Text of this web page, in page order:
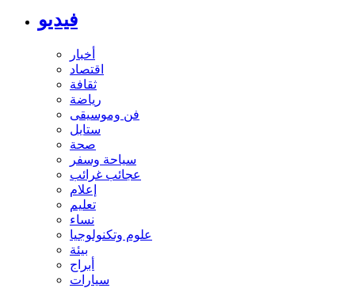
فيديو
أخبار
اقتصاد
ثقافة
رياضة
فن وموسيقى
ستايل
صحة
سياحة وسفر
عجائب غرائب
إعلام
تعليم
نساء
علوم وتكنولوجيا
بيئة
أبراج
سيارات